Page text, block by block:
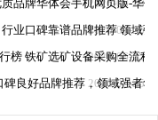
2026-06-26
品牌华体会手机网页版-华
2026-06-26
业口碑靠谱品牌推荐 领域
2026-06-25
榜 铁矿选矿设备采购全流程
2026-06-25
良好品牌推荐，领域强者